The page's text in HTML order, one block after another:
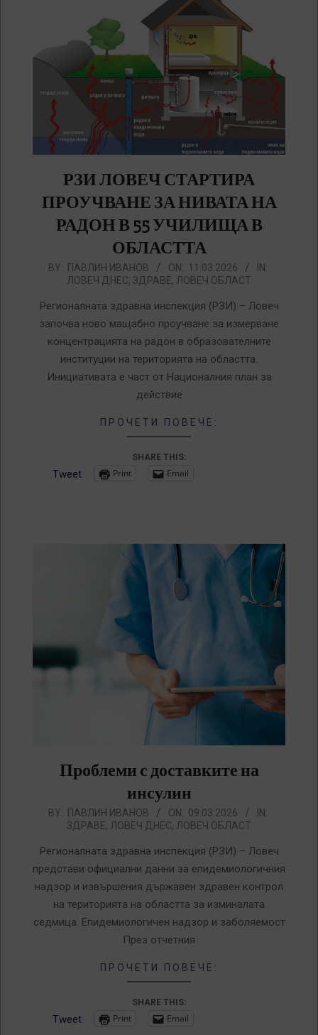
РЗИ ЛОВЕЧ СТАРТИРА
ПРОУЧВАНЕ ЗА НИВАТА НА
РАДОН В 55 УЧИЛИЩА В
ОБЛАСТТА
2026-
11
BY: ПАВЛИН ИВАНОВ ON: 11.03.2026
IN:
ЛОВЕЧ ДНЕС, ЗДРАВЕ, ЛОВЕЧ ОБЛАСТ
Регионалната здравна инспекция (РЗИ) – Ловеч
започва ново мащабно проучване за измерване
концентрацията на радон в образователните
институции на територията на областта.
Инициативата е част от Националния план за
действие
ПРОЧЕТИ ПОВЕЧЕ:
SHARE THIS:
Tweet Print Email
Проблеми с доставките на
инсулин
2026-
09
BY: ПАВЛИН ИВАНОВ ON: 09.03.2026
IN:
ЗДРАВЕ, ЛОВЕЧ ДНЕС, ЛОВЕЧ ОБЛАСТ
Регионалната здравна инспекция (РЗИ) – Ловеч
представи официални данни за епидемиологичния
надзор и извършения държавен здравен контрол
на територията на областта за изминалата
седмица. Епидемиологичен надзор и заболяемост
През отчетния
ПРОЧЕТИ ПОВЕЧЕ:
SHARE THIS:
Tweet Print Email